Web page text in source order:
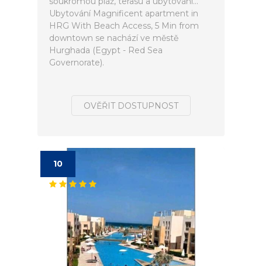
Ubytování Magnificent apartment in
HRG With Beach Access, 5 Min from
downtown se nachází ve městě
Hurghada (Egypt - Red Sea
Governorate).
OVĚŘIT DOSTUPNOST
10